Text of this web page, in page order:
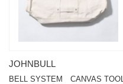
JOHNBULL
BELL SYSTEM CANVAS TOOL